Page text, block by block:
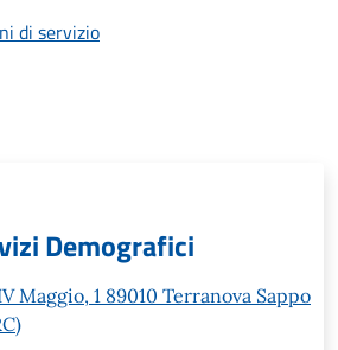
di servizio
Demografici
Maggio, 1 89010 Terranova Sappo